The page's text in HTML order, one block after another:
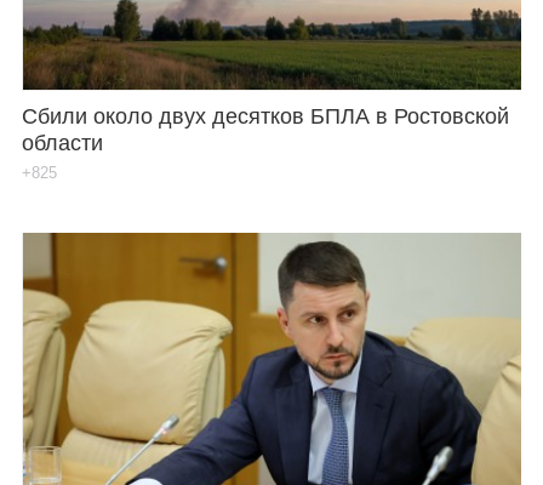
Сбили около двух десятков БПЛА в Ростовской
области
+825